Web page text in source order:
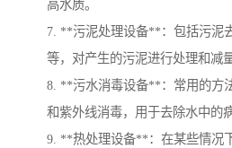
高水质。
7. **污泥处理设备**：包括污泥
等，对产生的污泥进行处理和减量
8. **污水消毒设备**：常用的方
和紫外线消毒，用于去除水中的
9. **热处理设备**：在某些情况